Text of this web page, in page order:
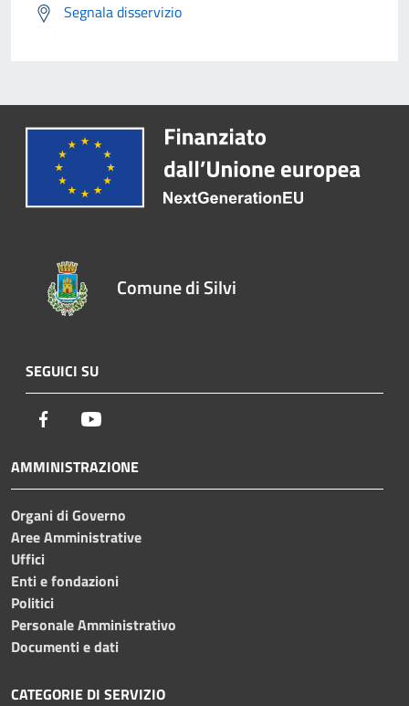
Segnala disservizio
Comune di Silvi
SEGUICI SU
Facebook
AMMINISTRAZIONE
Organi di Governo
Aree Amministrative
Uffici
Enti e fondazioni
Politici
Personale Amministrativo
Documenti e dati
CATEGORIE DI SERVIZIO